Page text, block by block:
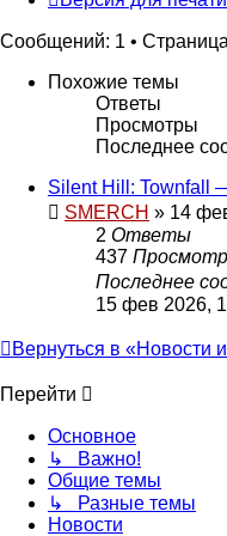
Сообщений: 1 • Страница
Похожие темы
Ответы
Просмотры
Последнее
Silent Hill: Townfall
SMERCH » 14
2 Ответы
437
Последнее
15 фев 2026,
Вернуться в «Новости
Перейти
Основное
↳ Важно!
Общие темы
↳ Разные темы
Новости